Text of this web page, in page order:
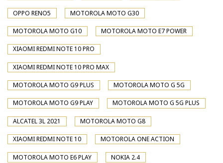
OPPO RENO5 MOTOROLA MOTO G30
MOTOROLA MOTO G10 MOTOROLA MOTO E7 POWER
XIAOMI REDMI NOTE 10 PRO
XIAOMI REDMI NOTE 10 PRO MAX
MOTOROLA MOTO G9 PLUS MOTOROLA MOTO G 5G
MOTOROLA MOTO G9 PLAY MOTOROLA MOTO G 5G PLUS
ALCATEL 3L 2021 MOTOROLA MOTO G8
XIAOMI REDMI NOTE 10 MOTOROLA ONE ACTION
MOTOROLA MOTO E6 PLAY NOKIA 2.4